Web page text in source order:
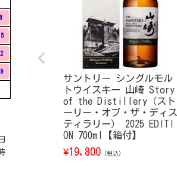
8
サントリー シングルモル
トウイスキー 山崎 Story
of the Distillery（スト
ーリー・オブ・ザ・ディス
ティラリー） 2025 EDITI
ON 700ml【箱付】
¥19,800 （税込）